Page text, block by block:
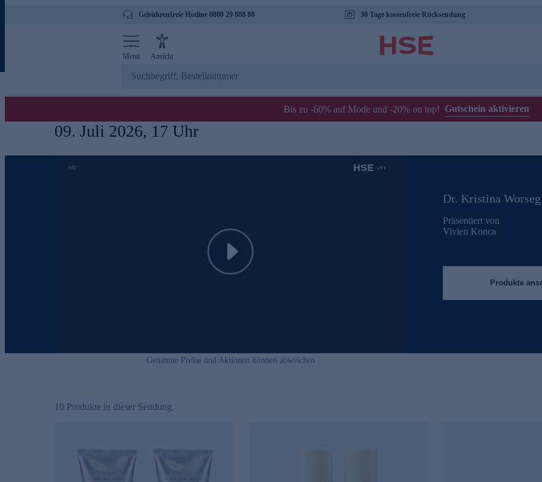
Gebührenfreie Hotline 0800 29 888 88 30 Tage kostenfreie Rücksendung
Menü Ansicht
Bis zu -60% auf Mode und -20% on top! Gutschein aktivieren
09. Juli 2026, 17 Uhr
Play
Dr. Kristina Worseg
Präsentiert von
Vivien Konca
Produkte
Genannte Preise und Aktionen können abweichen
10 Produkte in dieser Sendung